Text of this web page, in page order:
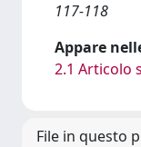
117-118
Appare
2.1 Articolo
File in questo